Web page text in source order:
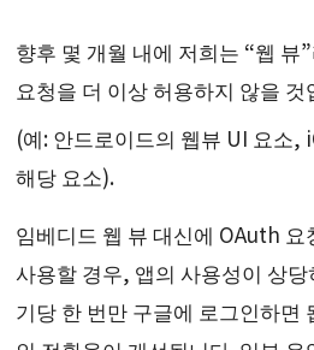
향후 몇 개월 내에 저희는 “웹
요청을 더 이상 허용하지 않을 것
(예: 안드로이드의 웹뷰 UI 요소
해당 요소).
임베디드 웹 뷰 대신에 OAuth
사용할 경우, 앱의 사용성이 상
기당 한 번만 구글에 로그인하면